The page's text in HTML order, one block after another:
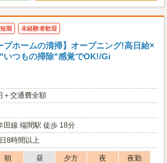
短期 未経験者歓迎
プホームの清掃】オープニング!高日給×
いつもの掃除"感覚でOK!/Gi
＋交通費全額
田線 端間駅 徒歩 18分
8時間以上
朝 昼 夕方 夜
夜勤